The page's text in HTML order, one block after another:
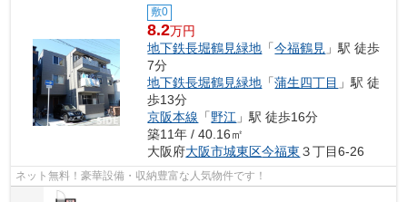
敷0
8.2万円
地下鉄長堀鶴見緑地 「今福鶴見 」駅 徒歩
7分
地下鉄長堀鶴見緑地 「蒲生四丁目 」駅 徒
歩13分
京阪本線 「野江 」駅 徒歩16分
築11年 / 40.16㎡
大阪府大阪市城東区今福東 ３丁目6-26
ネット無料！豪華設備・収納豊富な人気物件です！